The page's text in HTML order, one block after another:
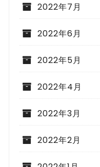
2022年7月
2022年6月
2022年5月
2022年4月
2022年3月
2022年2月